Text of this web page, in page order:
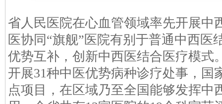
省人民医院在心血管领域率先开展中
医协同“旗舰”医院有别于普通中西医
优势互补，创新中西医结合医疗模式
开展31种中医优势病种诊疗处事，国
点项目，在区域乃至全国能够发挥中